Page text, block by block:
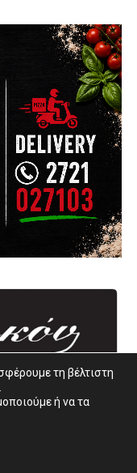
τη βέλτιστη
ή να τα